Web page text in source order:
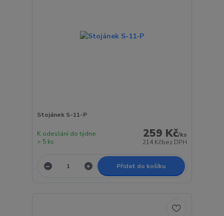
Stojánek S-11-P
259 Kč/ks
214 Kčbez DPH
K odeslání do týdne
> 5 ks
Přidat do košíku